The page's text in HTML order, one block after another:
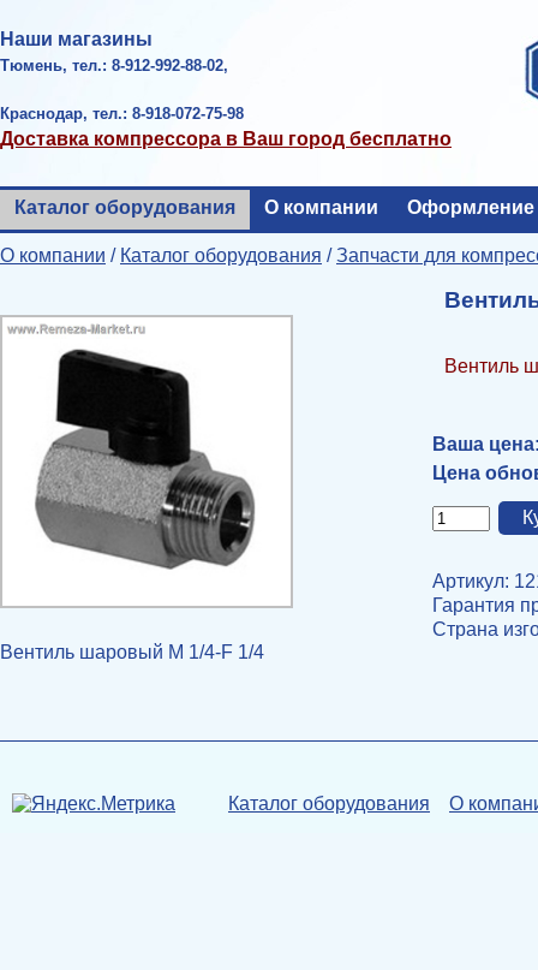
Наши магазины
Тюмень, тел.: 8-912-992-88-02,
Краснодар, тел.: 8-918-072-75-98
Доставка компрессора в Ваш город бесплатно
Каталог оборудования О компании Оформление
О компании / Каталог оборудования /Запчасти для
Вентиль
Ваша
Цена
Артикул:
Гарантия
Страна
Вентиль шаровый М 1/4-F 1/4
Каталог оборудования О